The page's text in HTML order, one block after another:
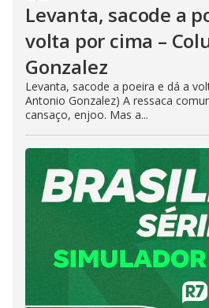
Levanta, sacode a
volta por cima –
Gonzalez
Levanta, sacode a poeira e dá a
Antonio Gonzalez) A ressaca
cansaço, enjoo. Mas a...